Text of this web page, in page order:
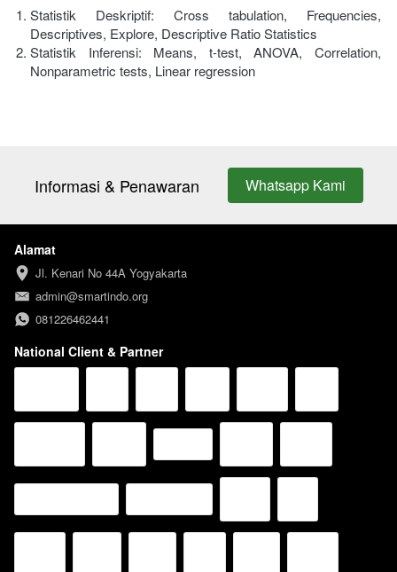
Statistik Deskriptif: Cross tabulation, Frequencies,
Descriptives, Explore, Descriptive Ratio Statistics
Statistik Inferensi: Means, t-test, ANOVA, Correlation,
Nonparametric tests, Linear regression
Informasi & Penawaran `
Whatsapp Kami
Alamat
Jl. Kenari No 44A Yogyakarta
admin@smartindo.org
081226462441
National Client & Partner